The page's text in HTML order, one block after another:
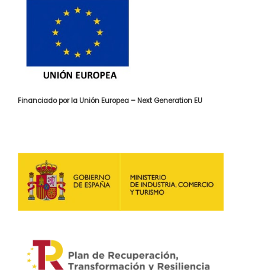
Financiado por la Unión Europea – Next Generation EU